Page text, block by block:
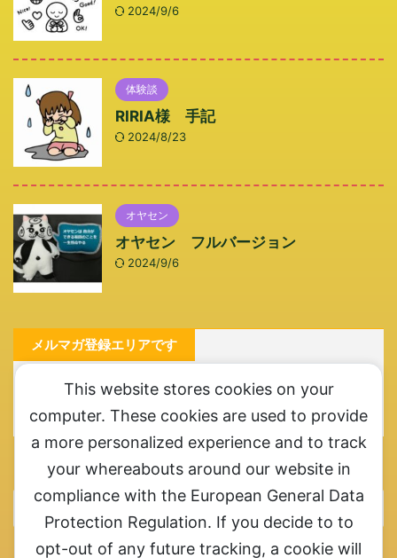
2024/9/6
体験談
RIRIA様 手記
2024/8/23
オヤセン
オヤセン フルバージョン
2024/9/6
メルマガ登録エリアです
メルマガ登録お願いします。ここ一番というときにご連
絡させていただきます
カテゴリー
This website stores cookies on your
computer. These cookies are used to provide
a more personalized experience and to track
your whereabouts around our website in
compliance with the European General Data
Protection Regulation. If you decide to to
opt-out of any future tracking, a cookie will